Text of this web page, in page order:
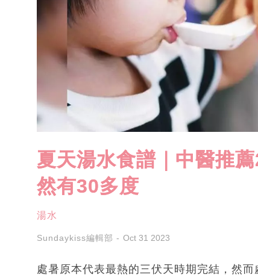
夏天湯水食譜｜中醫推
然有30多度
湯水
Sundaykiss編輯部 Oct 31 2023
處暑原本代表最熱的三伏天時期完結，然